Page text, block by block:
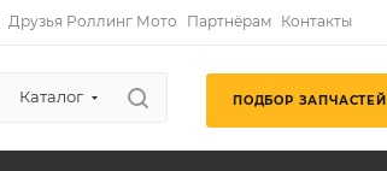
Друзья Роллинг Мото Партнёрам Контакты
Каталог ПОДБОР ЗАПЧАСТЕЙ